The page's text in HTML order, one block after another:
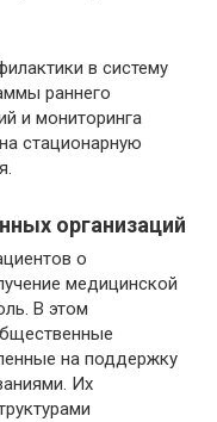
в систему
раннего
и мониторинга
стационарную
организаций
о
медицинской
В этом
на поддержку
Их